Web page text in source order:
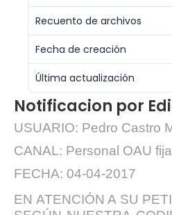
Recuento de archivos
Fecha de creación
Última actualización
Notificacion por
USUARIO: Pedro Castro
CANAL: Personal OAU fija
FECHA: 04-04-2017
EN ATENCIÓN A SU